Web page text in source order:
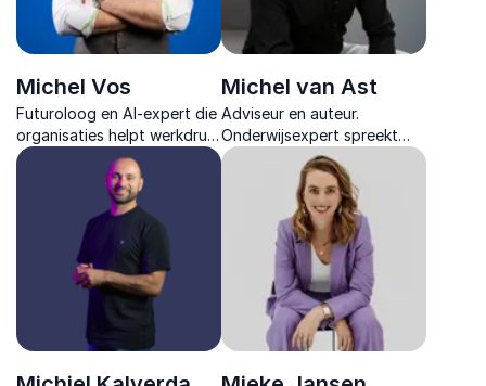
Michel Vos
Futuroloog en AI-expert die
organisaties helpt werkdruk
te verlagen en
productiviteit te verhogen
met praktische,
toekomstgerichte inzichten
Michel van Ast
Adviseur en auteur.
Onderwijsexpert spreekt
met passie over effectief
leren, motivatie en
onderwijsvernieuwing.